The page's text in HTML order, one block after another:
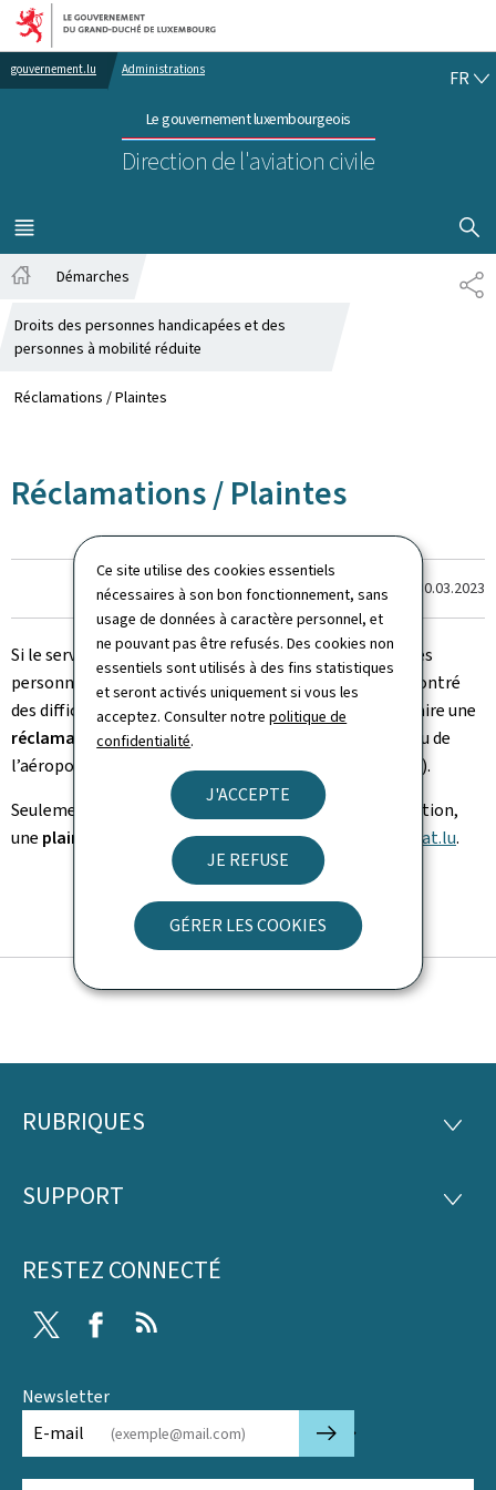
Ce site utilise des cookies essentiels
nécessaires à son bon fonctionnement, sans
usage de données à caractère personnel, et
ne pouvant pas être refusés. Des cookies non
essentiels sont utilisés à des fins statistiques
et seront activés uniquement si vous les
acceptez. Consulter notrepolitique de
confidentialité.
J'ACCEPTE
JE REFUSE
GÉRER LES COOKIES
Aller au menu principal
Aller au contenu
gouvernement.lu Administrations
Le gouvernement luxembourgeois
Direction de l'aviation civile
FR
MENU
PRINCIPAL
Démarches
Droits des personnes handicapées et des
personnes à mobilité réduite
Réclamations / Plaintes
Réclamations / Plaintes
Dernière modification le 30.03.2023
Si le service d’assistance n’a pas été à la hauteur ou si les
personnes handicapées ou à mobilité réduite ont rencontré
des difficultés lors de leur voyage, ils doivent d’abord faire une
réclamationécrite auprès de la compagnie aérienne ou de
l’aéroport (dépendant des domaines de responsabilité).
Seulement si cette voie ne pouvait pas donner satisfaction,
une plainte pourra être adressée àplaintes.prm@av.etat.lu.
Pied
page
RUBRIQUES
SUPPORT
RESTEZ CONNECTÉ
Twitter Facebook
Newsletter
E-mail
🡒